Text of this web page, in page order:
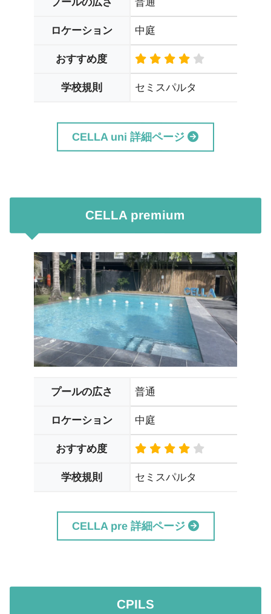
プールの広さ 普通
ロケーション 中庭
おすすめ度
学校規則 セミスパルタ
CELLA uni 詳細ページ
CELLA premium
プールの広さ 普通
ロケーション 中庭
おすすめ度
学校規則 セミスパルタ
CELLA pre 詳細ページ
CPILS